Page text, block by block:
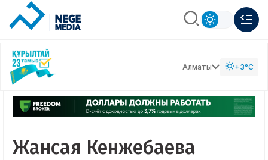
Алматы +3°C
Жансая Кенжебаева